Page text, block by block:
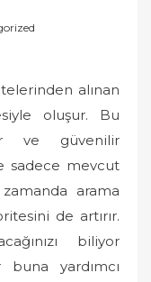
alınan
oluşur. Bu
ve güvenilir
sadece mevcut
arama
de artırır.
biliyor
buna yardımcı